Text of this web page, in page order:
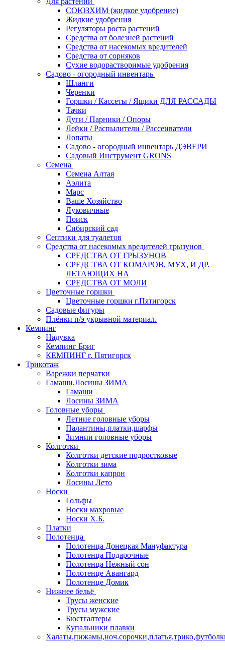
СОЮЗХИМ (жидкое удобрение)
Жидкие удобрения
Регуляторы роста растений
Средства от болезней растений
Средства от насекомых вредителей
Средства от сорняков
Сухие водорастворимые удобрения
Садово - огородный инвентарь
Шланги
Черенки
Горшки / Кассеты / Ящики ДЛЯ РАССАДЫ
Тачки
Дуги / Парники / Опоры
Лейки / Распылители / Рассеиватели
Лопаты
Садово - огородный инвентарь ДЭВЕРИ
Садовый Инструмент GRONS
Семена
Семена Алтая
Аэлита
Марс
Ваше Хозяйство
Луковичные
Поиск
Сибирский сад
Септики для туалетов
Средства от насекомых вредителей грызунов
СPEДСТВА ОТ ГРЫЗУНОВ
СРЕДСТВА ОТ КОМАРОВ, МУХ, И ДР.
ЛЕТАЮЩИХ НА
СРЕДСТВА ОТ МОЛИ
Цветочные горшки
Цветочные горшки г.Пятигорск
Садовые фигуры
Плёнки п/э укрывной материал.
Кемпинг
Надувка
Кемпинг Бриг
КЕМПИНГ г. Пятигорск
Трикотаж
Варежки перчатки
Гамаши,Лосины ЗИМА
Гамаши
Лосины ЗИМА
Головные уборы
Летние головные уборы
Палантины,платки,шарфы
Зимнии головные уборы
Колготки
Колготки детские подростковые
Колготки зима
Колготки капрон
Лосины Лето
Носки
Гольфы
Носки махровые
Носки Х.Б.
Платки
Полотенца
Полотенца Донецкая Мануфактура
Полотенца Подарочные
Полотенца Нежный сон
Полотенце Авангард
Полотенце Домик
Нижнее бельё
Трусы женские
Трусы мужские
Бюстгалтеры
Купальники плавки